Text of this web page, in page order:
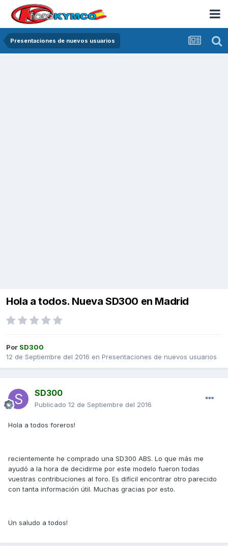
Presentaciones de nuevos usuarios
Hola a todos. Nueva SD300 en Madrid
Por SD300
12 de Septiembre del 2016 en Presentaciones de nuevos usuarios
SD300
Publicado 12 de Septiembre del 2016
Hola a todos foreros!
recientemente he comprado una SD300 ABS. Lo que más me
ayudó a la hora de decidirme por este modelo fueron todas
vuestras contribuciones al foro. Es difícil encontrar otro parecido
con tanta información útil. Muchas gracias por esto.
Un saludo a todos!